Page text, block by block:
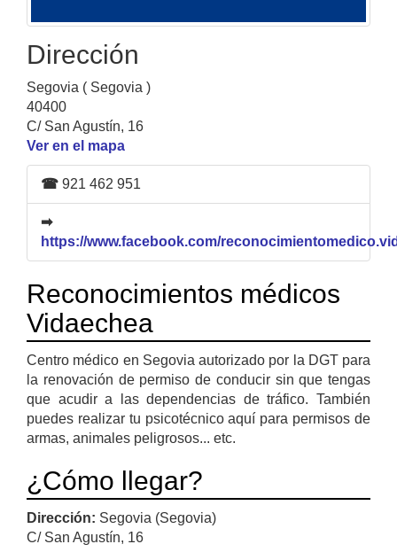
Dirección
Segovia ( Segovia )
40400
C/ San Agustín, 16
Ver en el mapa
☎ 921 462 951
➡
https://www.facebook.com/
Reconocimientos médicos
Vidaechea
Centro médico en Segovia autorizado por la DGT para
la renovación de permiso de conducir sin que tengas
que acudir a las dependencias de tráfico. También
puedes realizar tu psicotécnico aquí para permisos de
armas, animales peligrosos... etc.
¿Cómo llegar?
Dirección: Segovia (Segovia)
C/ San Agustín, 16